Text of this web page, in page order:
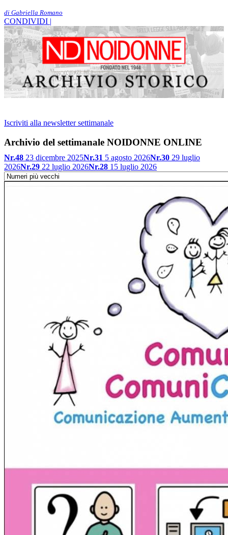
di Gabriella Romano
CONDIVIDI |
Iscriviti alla newsletter settimanale
Archivio del settimanale NOIDONNE ONLINE
Nr.48 23 dicembre 2025Nr.31 5 agosto 2026Nr.30 29 luglio
2026Nr.29 22 luglio 2026Nr.28 15 luglio 2026